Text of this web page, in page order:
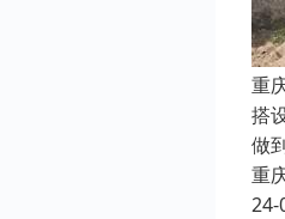
重
搭
做
重
24-